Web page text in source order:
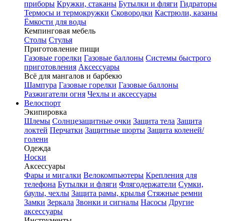
приборы Кружки, стаканы Бутылки и фляги Гидраторы
Термосы и термокружки Сковородки Кастрюли, казаны
Ёмкости для воды
Кемпинговая мебель
Столы Стулья
Приготовление пищи
Газовые горелки Газовые баллоны Системы быстрого
приготовления Аксессуары
Всё для мангалов и барбекю
Шампура Газовые горелки Газовые баллоны
Разжигатели огня Чехлы и аксессуары
Велоспорт
Экипировка
Шлемы Солнцезащитные очки Защита тела Защита
локтей Перчатки Защитные шорты Защита коленей/
голени
Одежда
Носки
Аксессуары
Фары и мигалки Велокомпьютеры Крепления для
телефона Бутылки и фляги Флягодержатели Сумки,
баулы, чехлы Защита рамы, крылья Стяжные ремни
Замки Зеркала Звонки и сигналы Насосы Другие
аксессуары